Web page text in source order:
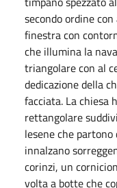
secondo ordine
finestra con
che illumina la
triangolare con al
dedicazione della
facciata. La chiesa
rettangolare
lesene che
innalzano
corinzi, un
volta a botte che